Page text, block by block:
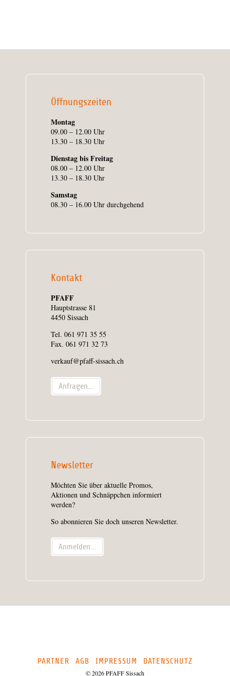
Öffnungszeiten
Montag
09.00 – 12.00 Uhr
13.30 – 18.30 Uhr
Dienstag bis Freitag
08.00 – 12.00 Uhr
13.30 – 18.30 Uhr
Samstag
08.30 – 16.00 Uhr durchgehend
Kontakt
PFAFF
Hauptstrasse 81
4450 Sissach
Tel. 061 971 35 55
Fax. 061 971 32 73
verkauf@pfaff-sissach.ch
Anfragen…
Newsletter
Möchten Sie über aktuelle Promos,
Aktionen und Schnäppchen informiert
werden?
So abonnieren Sie doch unseren Newsletter.
Anmelden…
PARTNER AGB IMPRESSUM DATENSCHUTZ
© 2026 PFAFF Sissach